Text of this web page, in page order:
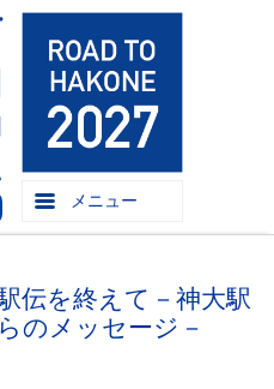
メニュー
伝を終えて－神大駅
のメッセージ－